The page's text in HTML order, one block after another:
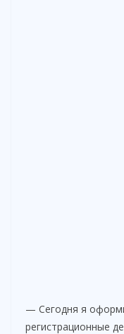
— Сегодня я
регистрационные